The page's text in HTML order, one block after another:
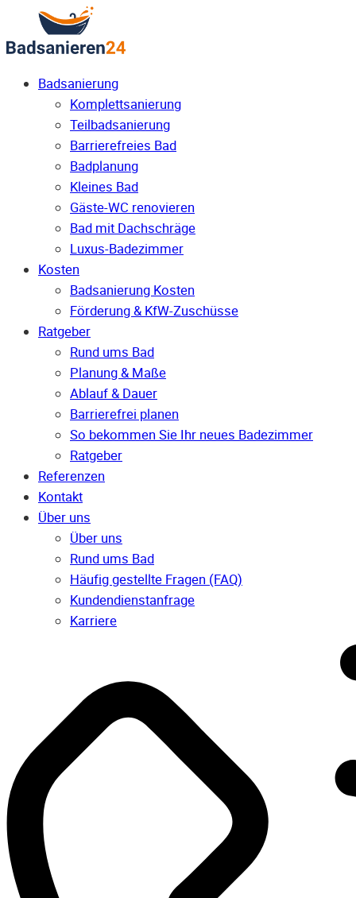
Badsanierung
Komplettsanierung
Teilbadsanierung
Barrierefreies Bad
Badplanung
Kleines Bad
Gäste-WC renovieren
Bad mit Dachschräge
Luxus-Badezimmer
Kosten
Badsanierung Kosten
Förderung & KfW-Zuschüsse
Ratgeber
Rund ums Bad
Planung & Maße
Ablauf & Dauer
Barrierefrei planen
So bekommen Sie Ihr neues Badezimmer
Ratgeber
Referenzen
Kontakt
Über uns
Über uns
Rund ums Bad
Häufig gestellte Fragen (FAQ)
Kunden­dienst­anfrage
Karriere